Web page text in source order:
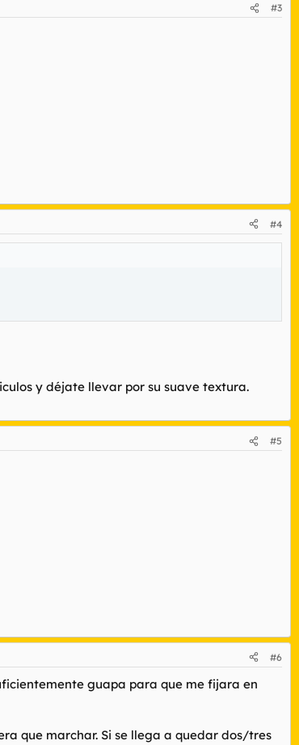
#3
#4
y déjate llevar por su suave textura.
#5
#6
guapa para que me fijara en
que marchar. Si se llega a quedar dos/tres